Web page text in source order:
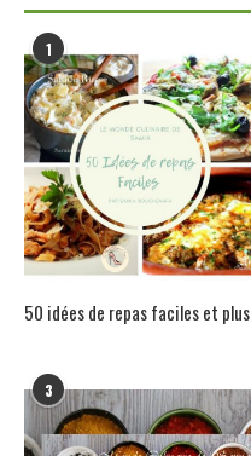
1
50 idées de repas faciles et plus
3